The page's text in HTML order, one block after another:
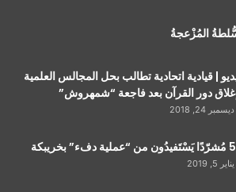
المُزْعجةُ
| قيادية اتحادية تطالب بحل المجالس العلمية
دور القرآن بعد فاجعة “شمهروش”
ديسمبر 24, 2018
بخريبكة
يناير 5, 2019